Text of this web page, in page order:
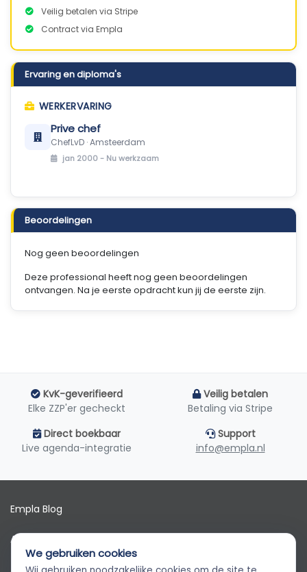
Veilig betalen via Stripe
Contract via Empla
Ervaring en diploma's
WERKERVARING
Prive chef
ChefLvD · Amsteerdam
jan 2000 - Nu werkzaam
Beoordelingen
Nog geen beoordelingen
Deze professional heeft nog geen beoordelingen
ontvangen. Na je eerste opdracht kun jij de eerste zijn.
KvK-geverifieerd
Elke ZZP'er gecheckt
Veilig betalen
Betaling via Stripe
Direct boekbaar
Live agenda-integratie
Support
info@empla.nl
Empla Blog
Algemene voorwaarden
AVG
We gebruiken cookies